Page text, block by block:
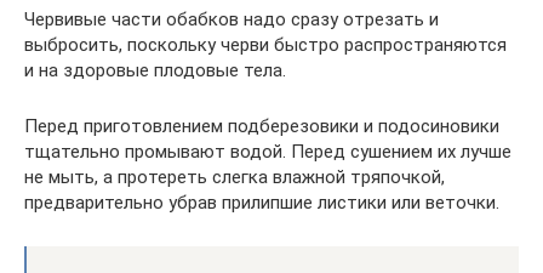
Червивые части обабков надо сразу отрезать и
выбросить, поскольку черви быстро распространяются
и на здоровые плодовые тела.
Перед приготовлением подберезовики и подосиновики
тщательно промывают водой. Перед сушением их лучше
не мыть, а протереть слегка влажной тряпочкой,
предварительно убрав прилипшие листики или веточки.